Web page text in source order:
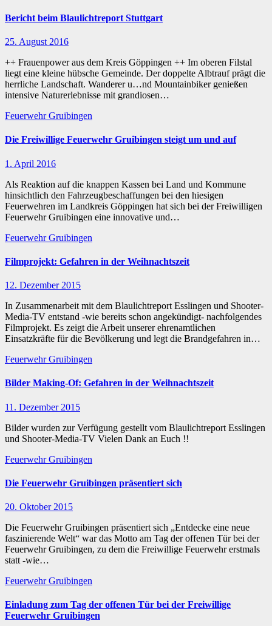
Bericht beim Blaulichtreport Stuttgart
25. August 2016
++ Frauenpower aus dem Kreis Göppingen ++ Im oberen Filstal
liegt eine kleine hübsche Gemeinde. Der doppelte Albtrauf prägt die
herrliche Landschaft. Wanderer u…nd Mountainbiker genießen
intensive Naturerlebnisse mit grandiosen…
Feuerwehr Gruibingen
Die Freiwillige Feuerwehr Gruibingen steigt um und auf
1. April 2016
Als Reaktion auf die knappen Kassen bei Land und Kommune
hinsichtlich den Fahrzeugbeschaffungen bei den hiesigen
Feuerwehren im Landkreis Göppingen hat sich bei der Freiwilligen
Feuerwehr Gruibingen eine innovative und…
Feuerwehr Gruibingen
Filmprojekt: Gefahren in der Weihnachtszeit
12. Dezember 2015
In Zusammenarbeit mit dem Blaulichtreport Esslingen und Shooter-
Media-TV entstand -wie bereits schon angekündigt- nachfolgendes
Filmprojekt. Es zeigt die Arbeit unserer ehrenamtlichen
Einsatzkräfte für die Bevölkerung und legt die Brandgefahren in…
Feuerwehr Gruibingen
Bilder Making-Of: Gefahren in der Weihnachtszeit
11. Dezember 2015
Bilder wurden zur Verfügung gestellt vom Blaulichtreport Esslingen
und Shooter-Media-TV Vielen Dank an Euch !!
Feuerwehr Gruibingen
Die Feuerwehr Gruibingen präsentiert sich
20. Oktober 2015
Die Feuerwehr Gruibingen präsentiert sich „Entdecke eine neue
faszinierende Welt“ war das Motto am Tag der offenen Tür bei der
Feuerwehr Gruibingen, zu dem die Freiwillige Feuerwehr erstmals
statt -wie…
Feuerwehr Gruibingen
Einladung zum Tag der offenen Tür bei der Freiwillige
Feuerwehr Gruibingen